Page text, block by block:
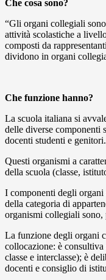
Che cosa sono?
“Gli organi collegiali
attività scolastiche a
composti da
dividono in organi
Che funzione hanno?
La scuola italiana si
delle diverse componenti
docenti studenti e genitori.
Questi organismi a
della scuola (classe,
I componenti degli
della categoria di
organismi collegiali
La funzione degli organi
collocazione: è
classe e interclasse); è
docenti e consiglio di